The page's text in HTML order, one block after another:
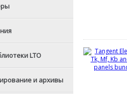
LTO
и архивы